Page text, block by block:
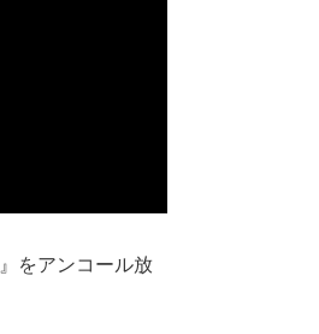
』をアンコール放